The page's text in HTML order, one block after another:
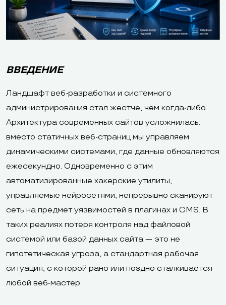
ВВЕДЕНИЕ
Ландшафт веб-разработки и системного
администрирования стал жестче, чем когда-либо.
Архитектура современных сайтов усложнилась:
вместо статичных веб-страниц мы управляем
динамическими системами, где данные обновляются
ежесекундно. Одновременно с этим
автоматизированные хакерские утилиты,
управляемые нейросетями, непрерывно сканируют
сеть на предмет уязвимостей в плагинах и CMS. В
таких реалиях потеря контроля над файловой
системой или базой данных сайта — это не
гипотетическая угроза, а стандартная рабочая
ситуация, с которой рано или поздно сталкивается
любой веб-мастер.